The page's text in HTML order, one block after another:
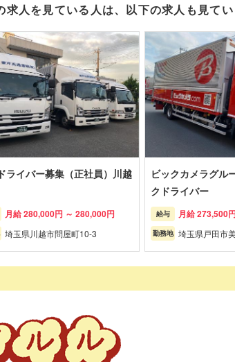
求人を見ている人は、以下の求人も見て
ライバー募集（正社員）川越
月給 280,000円 ～ 280,000円
埼玉県川越市問屋町10-3
ビックカメラグル
クドライバー
給与 月給 273,500
勤務地 埼玉県戸田市